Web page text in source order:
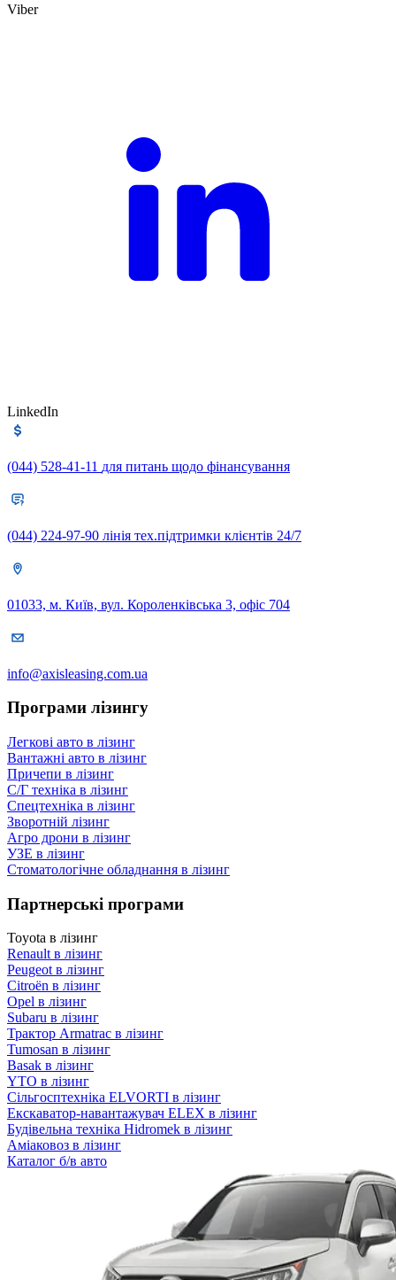
Viber
LinkedIn
(044) 528-41-11 для питань щодо фінансування
(044) 224-97-90 лінія тех.підтримки клієнтів 24/7
01033, м. Київ, вул. Короленківська 3, офіс 704
info@axisleasing.com.ua
Програми лізингу
Легкові авто в лізинг
Вантажні авто в лізинг
Причепи в лізинг
С/Г техніка в лізинг
Спецтехніка в лізинг
Зворотній лізинг
Агро дрони в лізинг
УЗЕ в лізинг
Стоматологічне обладнання в лізинг
Партнерські програми
Toyota в лізинг
Renault в лізинг
Peugeot в лізинг
Citroën в лізинг
Opel в лізинг
Subaru в лізинг
Трактор Armatrac в лізинг
Tumosan в лізинг
Basak в лізинг
YTO в лізинг
Сільгосптехніка ELVORTI в лізинг
Екскаватор-навантажувач ELEX в лізинг
Будівельна техніка Hidromek в лізинг
Аміаковоз в лізинг
Каталог б/в авто